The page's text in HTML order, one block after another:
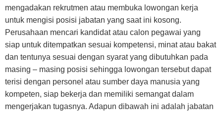
mengadakan rekrutmen atau membuka lowongan kerja
untuk mengisi posisi jabatan yang saat ini kosong.
Perusahaan mencari kandidat atau calon pegawai yang
siap untuk ditempatkan sesuai kompetensi, minat atau bakat
dan tentunya sesuai dengan syarat yang dibutuhkan pada
masing – masing posisi sehingga lowongan tersebut dapat
terisi dengan personel atau sumber daya manusia yang
kompeten, siap bekerja dan memiliki semangat dalam
mengerjakan tugasnya. Adapun dibawah ini adalah jabatan